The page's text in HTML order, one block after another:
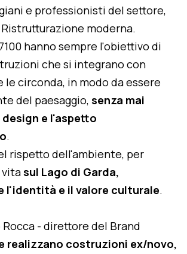
e professionisti del settore,
moderna.
hanno sempre l'obiettivo di
che si integrano con
le circonda, in modo da essere
del paesaggio, senza mai
e l'aspetto
.
rispetto dell'ambiente, per
vitasul Lago di Garda,
l'identità e il valore culturale.
Rocca - direttore del Brand
realizzano costruzioni ex/novo,